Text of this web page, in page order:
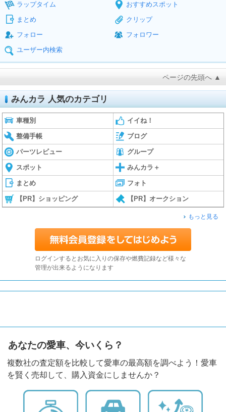
ラップタイム
おすすめスポット
まとめ
クリップ
フォロー
フォロワー
ユーザー内検索
ページの先頭へ ▲
みんカラ 人気のカテゴリ
車種別 イイね！
整備手帳 ブログ
パーツレビュー グループ
スポット みんカラ＋
まとめ フォト
【PR】ショッピング 【PR】オークション
もっと見る
ログインするとお気に入りの保存や燃費記録など様々な
管理が出来るようになります
あなたの愛車、今いくら？
複数社の査定額を比較して愛車の最高額を調べよう！愛車
を賢く売却して、購入資金にしませんか？